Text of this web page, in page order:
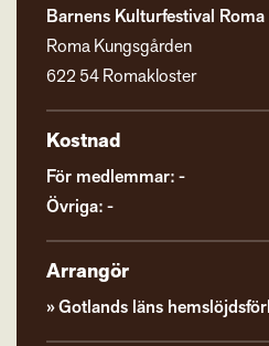
Barnens Kulturfestival
Roma Kungsgården
622 54 Romakloster
Kostnad
För medlemmar: -
Övriga: -
Arrangör
Gotlands läns